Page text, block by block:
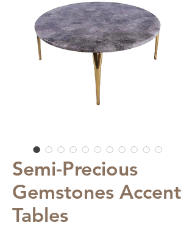
Semi-Precious
Gemstones Accent
Tables